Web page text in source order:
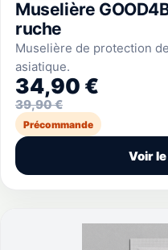
Muselière
ruche
Muselière de protection
asiatique.
34,90 €
39,90 €
Précommande
Voir